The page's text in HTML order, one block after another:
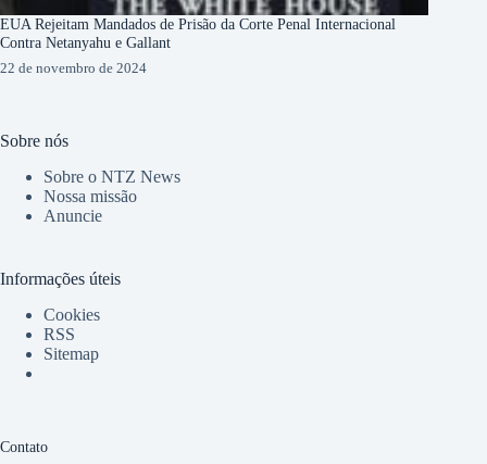
EUA Rejeitam Mandados de Prisão da Corte Penal Internacional
Contra Netanyahu e Gallant
22 de novembro de 2024
Sobre nós
Sobre o NTZ News
Nossa missão
Anuncie
Informações úteis
Cookies
RSS
Sitemap
Contato